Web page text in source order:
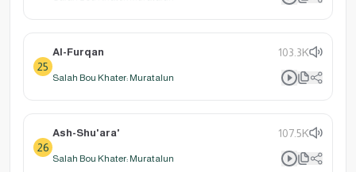
25
Al-Furqan 103.3K
Salah Bou Khater: Muratalun
26
Ash-Shu'ara' 107.5K
Salah Bou Khater: Muratalun